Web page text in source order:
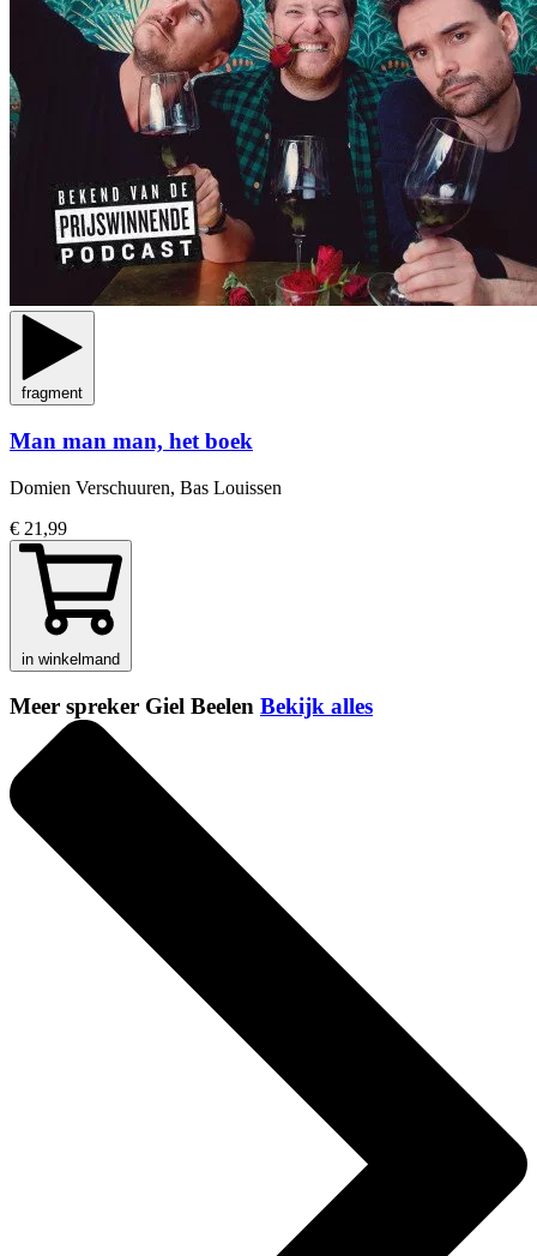
fragment
Man man man, het boek
Domien Verschuuren, Bas Louissen
€ 21,99
in winkelmand
Meer spreker Giel Beelen Bekijk alles